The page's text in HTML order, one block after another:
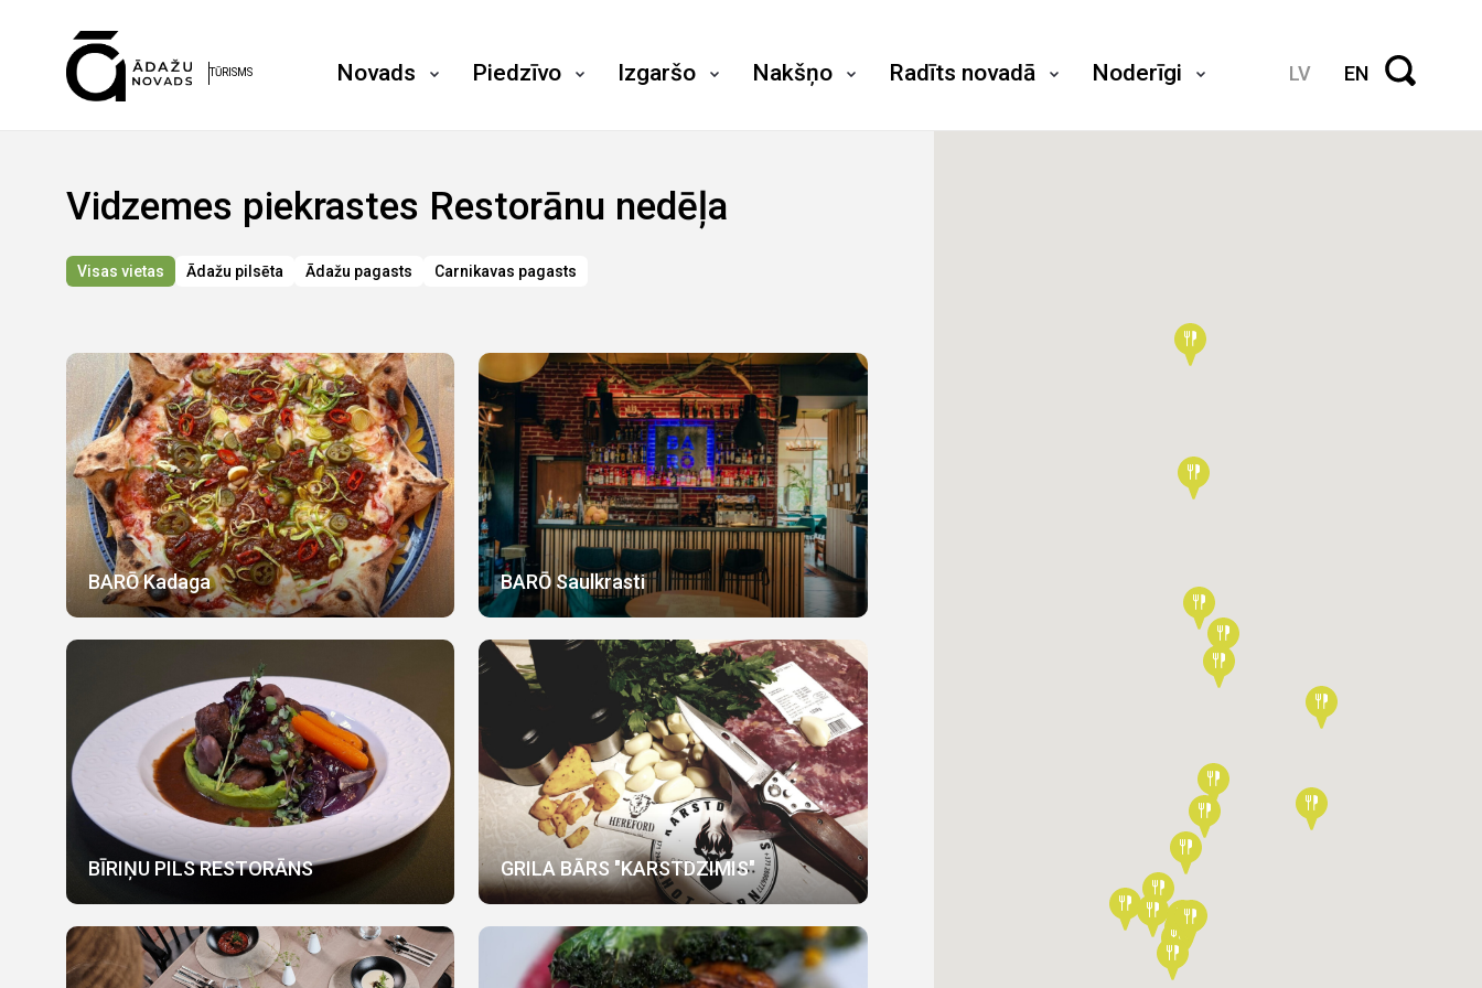
TŪRISMS Novads Piedzīvo Izgaršo Nakšņo Radīts novadā Noderīgi LV EN
Vidzemes piekrastes Restorānu nedēļa
Visas vietas Ādažu pilsēta Ādažu pagasts Carnikavas pagasts
BARŌ Kadaga BARŌ Saulkrasti
BĪRIŅU PILS RESTORĀNS GRILA BĀRS "KARSTDZIMIS"